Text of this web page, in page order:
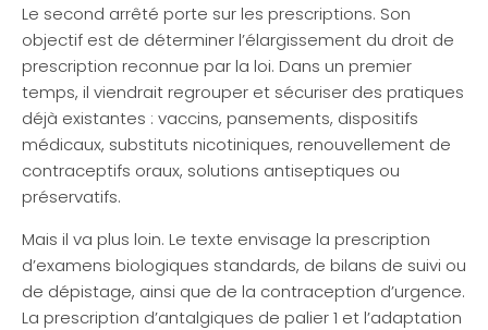
Le second arrêté porte sur les prescriptions. Son
objectif est de déterminer l’élargissement du droit de
prescription reconnue par la loi. Dans un premier
temps, il viendrait regrouper et sécuriser des pratiques
déjà existantes : vaccins, pansements, dispositifs
médicaux, substituts nicotiniques, renouvellement de
contraceptifs oraux, solutions antiseptiques ou
préservatifs.
Mais il va plus loin. Le texte envisage la prescription
d’examens biologiques standards, de bilans de suivi ou
de dépistage, ainsi que de la contraception d’urgence.
La prescription d’antalgiques de palier 1 et l’adaptation